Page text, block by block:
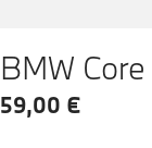
59,00 €